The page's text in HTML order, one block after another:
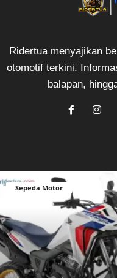
Ridertua menyajikan
otomotif terkini.
balapan,
Sepeda Motor